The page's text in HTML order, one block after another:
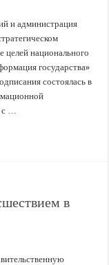
и администрация
целей национального
государства»
состоялась в
с …
в